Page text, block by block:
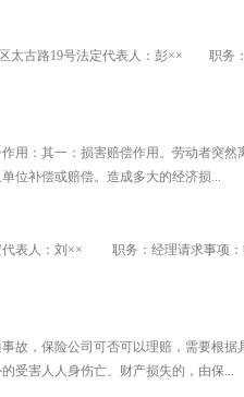
太古路19号法定代表人：彭×× 职务
用：其一：损害赔偿作用。劳动者突然
位补偿或赔偿。造成多大的经济损...
代表人：刘×× 职务：经理请求事项：
故，保险公司可否可以理赔，需要根据
受害人人身伤亡、财产损失的，由保...